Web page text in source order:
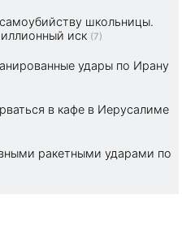
школьницы.
иск (7)
удары по Ирану
в кафе в Иерусалиме
ракетными ударами по